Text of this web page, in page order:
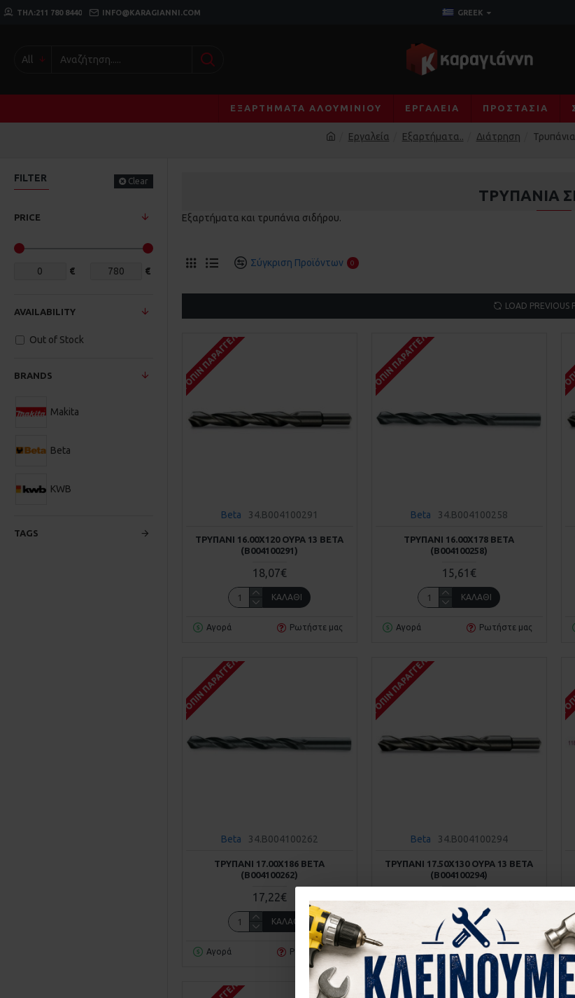
ΤΗΛ:211 780 8440 INFO@KARAGIANNI.COM GREEK
All
ΕΞΑΡΤΉΜΑΤΑ ΑΛΟΥΜΙΝΊΟΥ ΕΡΓΑΛΕΊΑ ΠΡΟΣΤΑΣΊΑ
Εργαλεία Εξαρτήματα.. Διάτρηση
FILTER Clear
PRICE
€ €
BRANDS
Makita
Beta
KWB
TAGS
AVAILABILITY
Out of Stock
ΤΡΥΠΆΝΙΑ
Εξαρτήματα και τρυπάνια σιδήρου.
Σύγκριση Προϊόντων 0
LOAD PREVIOUS
ΚΑΤΌΠΙΝ ΠΑΡΑΓΓΕΛΊΑΣ
Beta 34.B004100291
ΤΡΥΠΆΝΙ 16.00Χ120 ΟΥΡΆ 13 BETA
(Β004100291)
18,07€
ΚΑΛΆΘΙ
Αγορά Ρωτήστε μας
ΚΑΤΌΠΙΝ ΠΑΡΑΓΓΕΛΊΑΣ
Beta 34.B004100258
ΤΡΥΠΆΝΙ 16.00Χ178 BETA
(Β004100258)
15,61€
ΚΑΛΆΘΙ
Αγορά Ρωτήστε μας
ΚΑΤΌΠΙΝ ΠΑΡΑΓΓΕΛΊΑΣ
Beta 34.B004100262
ΤΡΥΠΆΝΙ 17.00Χ186 BETA
(Β004100262)
17,22€
ΚΑΛΆΘΙ
Αγορά Ρωτήστε μας
ΚΑΤΌΠΙΝ ΠΑΡΑΓΓΕΛΊΑΣ
Beta 34.B004100294
ΤΡΥΠΆΝΙ 17.50Χ130 ΟΥΡΆ 13 BETA
(Β004100294)
ΚΑΛΆΘΙ
Ρωτήστε μας